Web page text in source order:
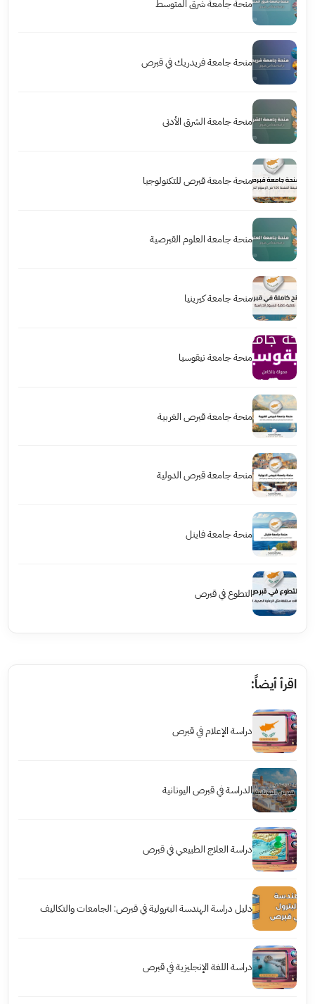
منحة جامعة شرق المتوسط
منحة جامعة فريدريك في قبرص
منحة جامعة الشرق الأدنى
منحة جامعة قبرص للتكنولوجيا
منحة جامعة العلوم القبرصية
منحة جامعة كيرينيا
منحة جامعة نيقوسيا
منحة جامعة قبرص الغربية
منحة جامعة قبرص الدولية
منحة جامعة فاينل
التطوع في قبرص
اقرأ أيضاً:
دراسة الإعلام في قبرص
الدراسة في قبرص اليونانية
دراسة العلاج الطبيعي في قبرص
دليل دراسة الهندسة البترولية في قبرص: الجامعات والتكاليف
دراسة اللغة الإنجليزية في قبرص